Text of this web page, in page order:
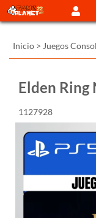
Inicio > Juegos
Elden Ring
1127928